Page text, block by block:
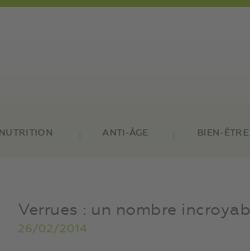
NUTRITION ANTI-ÂGE BIEN-ÊTRE
Verrues : un nombre
26/02/2014